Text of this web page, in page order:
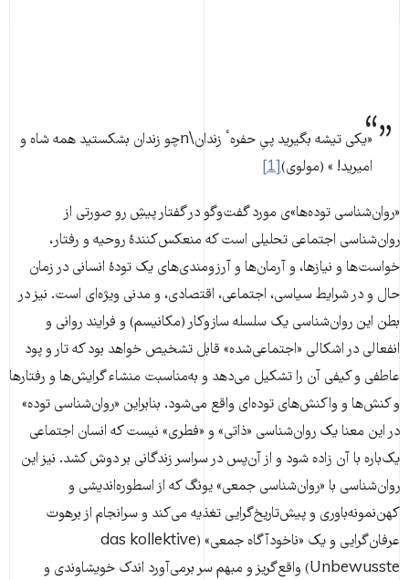
«یكی تیشه بگیرید پیِ حفرهٴ زندان\nچو زندان بشكستید همه شاه و
امیرید‌! » (مولوی)[1]
«روان‌شناسی توده‌ها»ی مورد گفت‌وگو در گفتار پیشِ رو صورتی از
روان‌شناسی اجتماعی تحلیلی است که منعکس‌کنندۀ روحیه و رفتار،
خواست‌ها و نیازها، و آرمان‌ها و آرزومندی‌های یک تودۀ انسانی در زمان
حال و در شرایط سیاسی، اجتماعی، اقتصادی، و مدنی ویژه‌ای است. نیز در
بطن این روان‌شناسی یک سلسله سازوکار (مکانیسم) و فرایند روانی و
انفعالی در اشکالی «اجتماعی‌شده» قابل تشخیص خواهد بود که تار و پود
عاطفی و کیفی آن را تشکیل می‌دهد و به‌مناسبت منشاء گرایش‌ها و رفتارها
و کنش‌ها و واکنش‌های توده‌ای واقع می‌شود. بنابراین «روان‌شناسی توده»
در این معنا یک روان‌شناسی «ذاتی» و «فطری» نیست که انسان اجتماعی
یک‌باره با آن زاده شود و از آن‌پس در سراسر زندگانی بر دوش کشد. نیز این
روان‌شناسی با «روان‌شناسی جمعی» یونگ که از اسطوره‌اندیشی و
کهن‌نمونه‌باوری و پیش‌تاریخ‌گرایی تغذیه می‌‌کند و سرانجام از برهوت
عرفان‌گرایی و یک «ناخودآگاه جمعی» (das kollektive
Unbewusste) واقع‌گریز و مبهم سر برمی‌آورد اندک خویشاوندی و